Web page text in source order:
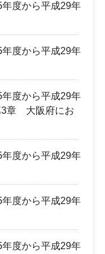
度から平成29年
度から平成29年
度から平成29年
3章 大阪府にお
度から平成29年
度から平成29年
度から平成29年